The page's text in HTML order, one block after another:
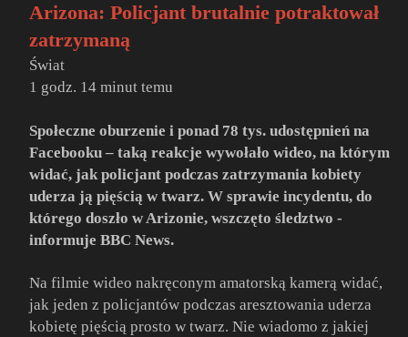
Arizona: Policjant brutalnie potraktował
zatrzymaną
Świat
1 godz. 14 minut temu
Społeczne oburzenie i ponad 78 tys. udostępnień na
Facebooku – taką reakcje wywołało wideo, na którym
widać, jak policjant podczas zatrzymania kobiety
uderza ją pięścią w twarz. W sprawie incydentu, do
którego doszło w Arizonie, wszczęto śledztwo -
informuje BBC News.
Na filmie wideo nakręconym amatorską kamerą widać,
jak jeden z policjantów podczas aresztowania uderza
kobietę pięścią prosto w twarz. Nie wiadomo z jakiej